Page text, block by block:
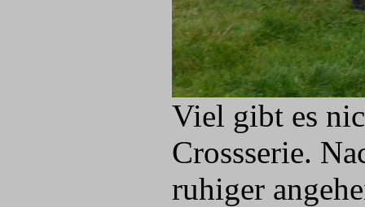
Viel gibt es
Crossserie.
ruhiger